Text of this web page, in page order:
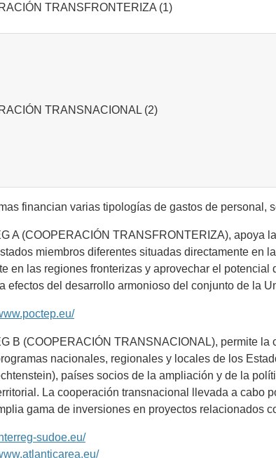
TRANSFRONTERIZA (1)
TRANSNACIONAL (2)
financian varias tipologías de gastos de personal,
A (COOPERACIÓN TRANSFRONTERIZA), apoya
miembros diferentes situadas directamente en
en las regiones fronterizas y aprovechar el
efectos del desarrollo armonioso del conjunto de la
B (COOPERACIÓN TRANSNACIONAL), permite
nacionales, regionales y locales de los
países socios de la ampliación y de la
La cooperación transnacional llevada a cabo
gama de inversiones en proyectos relacionados
sudoe.eu/